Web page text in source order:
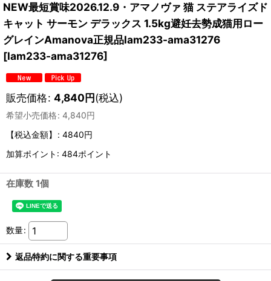
NEW最短賞味2026.12.9・アマノヴァ 猫 ステアライズド
キャット サーモン デラックス 1.5kg避妊去勢成猫用ロー
グレインAmanova正規品lam233-ama31276
[lam233-ama31276]
販売価格: 4,840円(税込)
希望小売価格: 4,840円
【税込金額】
: 4840円
加算ポイント: 484ポイント
在庫数 1個
数量:
返品特約に関する重要事項